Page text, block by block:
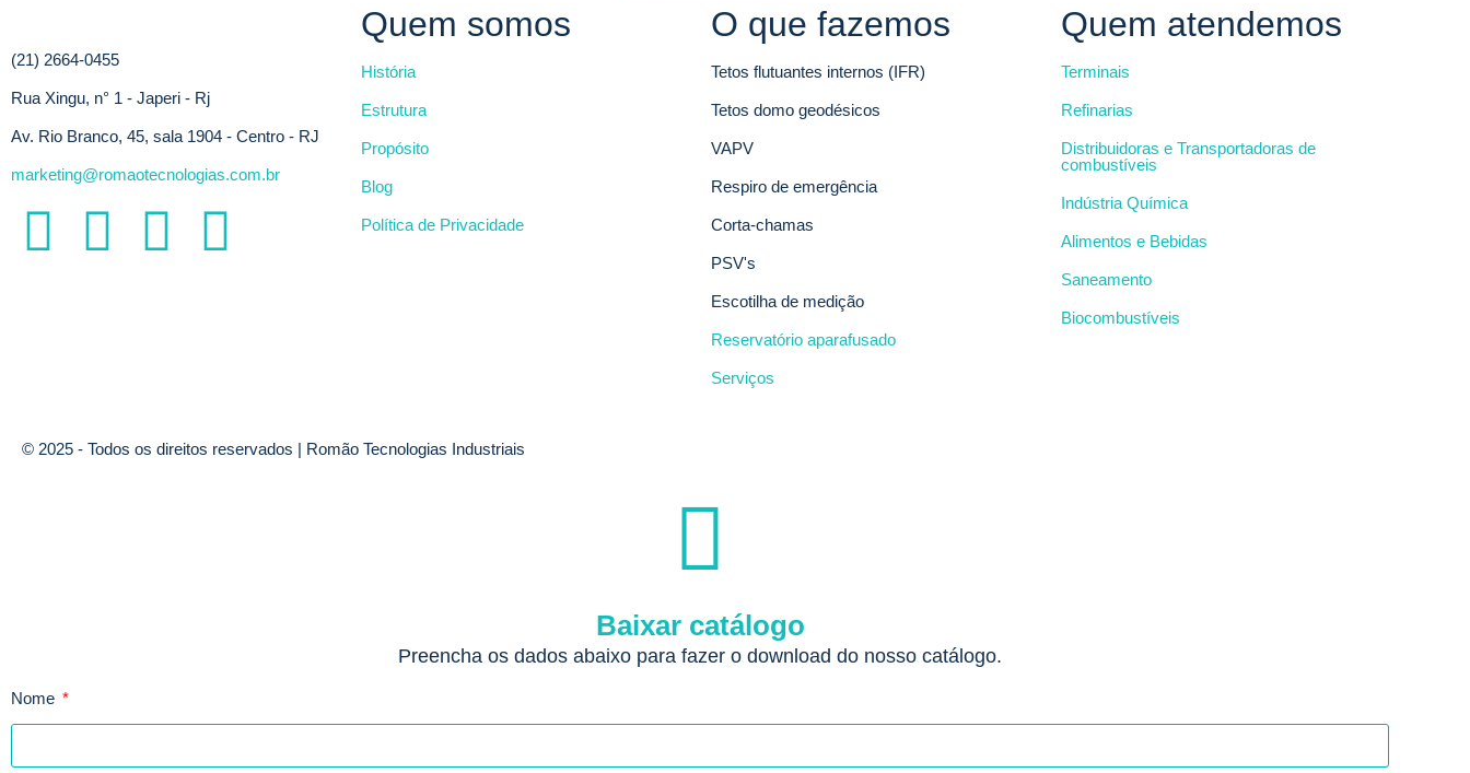
(21) 2664-0455
Rua Xingu, n° 1 - Japeri - Rj
Av. Rio Branco, 45, sala 1904 - Centro - RJ
marketing@romaotecnologias.com.br
Quem somos
História
Estrutura
Propósito
Blog
Política de Privacidade
O que fazemos
Tetos flutuantes internos (IFR)
Tetos domo geodésicos
VAPV
Respiro de emergência
Corta-chamas
PSV's
Escotilha de medição
Reservatório aparafusado
Serviços
Quem atendemos
Terminais
Refinarias
Distribuidoras e Transportadoras de
combustíveis
Indústria Química
Alimentos e Bebidas
Saneamento
Biocombustíveis
© 2025 - Todos os direitos reservados | Romão Tecnologias Industriais
Baixar catálogo
Preencha os dados abaixo para fazer o download do nosso catálogo.
Nome